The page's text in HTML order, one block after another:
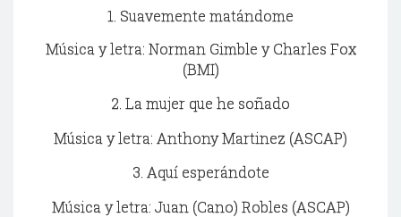
1. Suavemente matándome
Música y letra: Norman Gimble y Charles Fox
(BMI)
2. La mujer que he soñado
Música y letra: Anthony Martinez (ASCAP)
3. Aquí esperándote
Música y letra: Juan (Cano) Robles (ASCAP)